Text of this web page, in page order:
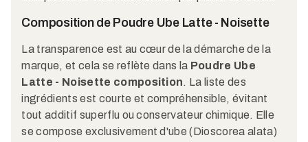
Composition de Poudre Ube Latte - Noisette
La transparence est au cœur de la démarche de la
marque, et cela se reflète dans la Poudre Ube
Latte - Noisette composition. La liste des
ingrédients est courte et compréhensible, évitant
tout additif superflu ou conservateur chimique. Elle
se compose exclusivement d'ube (Dioscorea alata)